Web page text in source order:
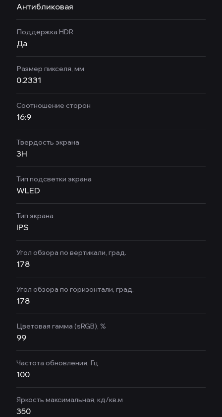
Антибликовая
Поддержка HDR
Да
Размер пикселя, мм
0.2331
Соотношение сторон
16:9
Твердость экрана
3H
Тип подсветки экрана
WLED
Тип экрана
IPS
Угол обзора по вертикали, град.
178
Угол обзора по горизонтали, град.
178
Цветовая гамма (sRGB), %
99
Частота обновления, Гц
100
Яркость максимальная, кд/кв.м
350